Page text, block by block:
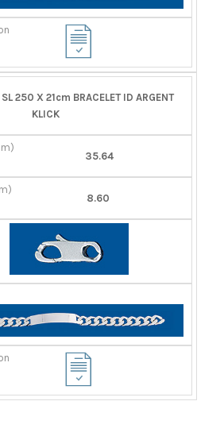
250 X 21cm BRACELET ID ARGENT
KLICK
35.64
8.60